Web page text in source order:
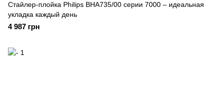
Стайлер-плойка Philips BHA735/00 серии 7000 – идеальная
укладка каждый день
4 987 грн